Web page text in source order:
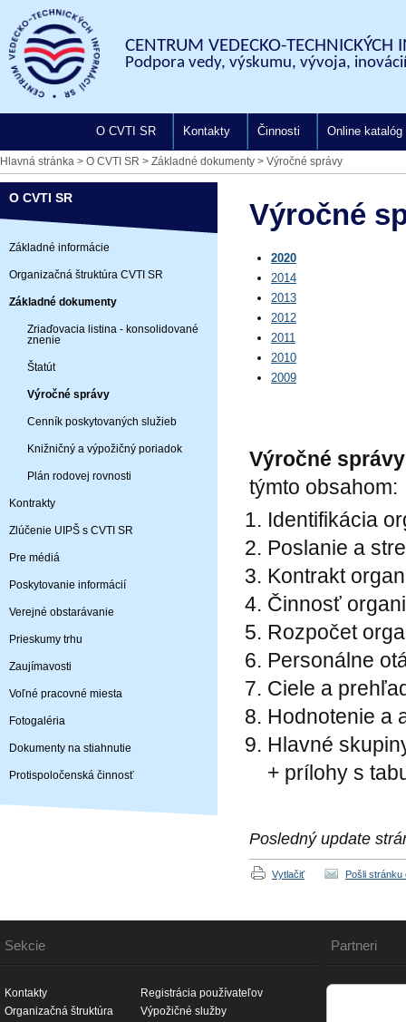
CENTRUM VEDECKO-TECHNICKÝCH
Podpora vedy, výskumu, vývoja,
O CVTI SR Kontakty Činnosti Online katalóg
Hlavná stránka > O CVTI SR > Základné dokumenty > Výročné správy
O CVTI SR
Základné informácie
Organizačná štruktúra CVTI SR
Základné dokumenty
Zriaďovacia listina - konsolidované
znenie
Štatút
Výročné správy
Cenník poskytovaných služieb
Knižničný a výpožičný poriadok
Plán rodovej rovnosti
Kontrakty
Zlúčenie UIPŠ s CVTI SR
Pre médiá
Poskytovanie informácií
Verejné obstarávanie
Prieskumy trhu
Zaujímavosti
Voľné pracovné miesta
Fotogaléria
Dokumenty na stiahnutie
Protispoločenská činnosť
Výročné
2020
2014
2013
2012
2011
2010
2009
Výročné správy
týmto obsahom:
Identifikácia
Poslanie a
Kontrakt
Činnosť
Rozpočet
Personálne
Ciele a
Hodnotenie a
Hlavné
+ prílohy s
Posledný update
Vytlačiť Pošli stránku
Sekcie
Kontakty
Organizačná štruktúra
Registrácia používateľov
Výpožičné služby
Partneri